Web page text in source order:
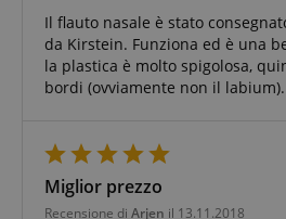
Il flauto nasale è stato
da Kirstein. Funziona ed è una
la plastica è molto spigolosa,
bordi (ovviamente non il labium).
Miglior prezzo
Recensione di Arjen il 13.11.2018
Targeting
I cookie strettamente necessari
funzionalità del sito Web